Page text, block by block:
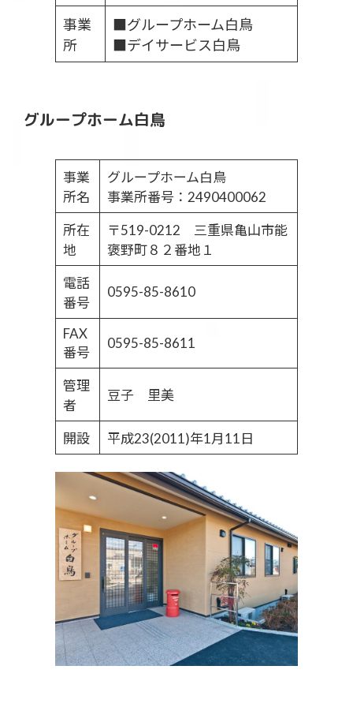
事業
所
■グループホーム白鳥
■デイサービス白鳥
グループホーム白鳥
事業
所名
グループホーム白鳥
事業所番号：2490400062
所在
地
〒519-0212 三重県亀山市能
褒野町８２番地１
電話
番号
0595-85-8610
FAX
番号
0595-85-8611
管理
者
豆子 里美
開設 平成23(2011)年1月11日